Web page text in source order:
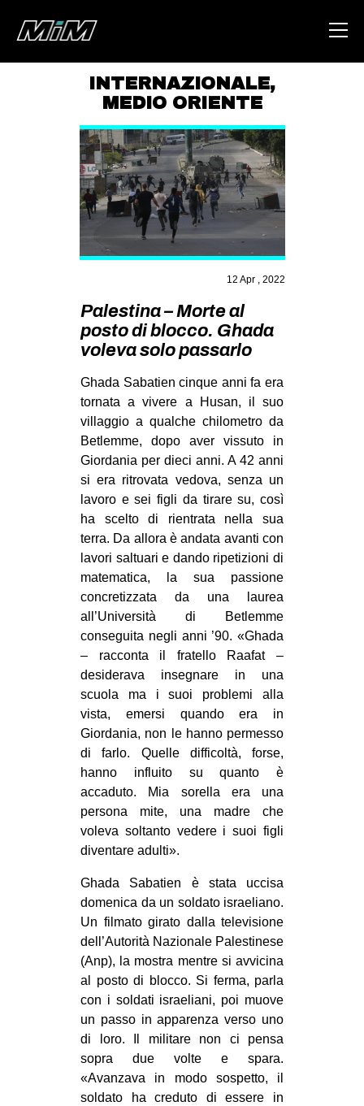
HOME
ABOUT
AREA
DEGENERAZIONE
GAZA FREESTYLE
CSOA LAMBRETTA
STUDENTI TSUNAMI
ZAM
MOBILITAZIONI
SPAZI
SPORT POPOLARE
AMBIENTE
ANTIFASCISMO
DIRITTO ALL’ABITARE
GENERI
MIGRAZIONI
PRECARIATO
REPRESSIONE
STUDENTI
ARTE
CINEMA
MANIFESTI
MUSICA
RECENSIONI
INTERNAZIONALE
AFRICA
ESTREMO ORIENTE
EUROPA
MEDIO ORIENTE
MONDO
INTERNAZIONALE,
MEDIO ORIENTE
12 Apr , 2022
Palestina – Morte al
posto di blocco. Ghada
voleva solo passarlo
Ghada Sabatien cinque anni fa era
tornata a vivere a Husan, il suo
villaggio a qualche chilometro da
Betlemme, dopo aver vissuto in
Giordania per dieci anni. A 42 anni
si era ritrovata vedova, senza un
lavoro e sei figli da tirare su, così
ha scelto di rientrata nella sua
terra. Da allora è andata avanti con
lavori saltuari e dando ripetizioni di
matematica, la sua passione
concretizzata da una laurea
all’Università di Betlemme
conseguita negli anni ’90. «Ghada
– racconta il fratello Raafat –
desiderava insegnare in una
scuola ma i suoi problemi alla
vista, emersi quando era in
Giordania, non le hanno permesso
di farlo. Quelle difficoltà, forse,
hanno influito su quanto è
accaduto. Mia sorella era una
persona mite, una madre che
voleva soltanto vedere i suoi figli
diventare adulti».
Ghada Sabatien è stata uccisa
domenica da un soldato israeliano.
Un filmato girato dalla televisione
dell’Autorità Nazionale Palestinese
(Anp), la mostra mentre si avvicina
al posto di blocco. Si ferma, parla
con i soldati israeliani, poi muove
un passo in apparenza verso uno
di loro. Il militare non ci pensa
sopra due volte e spara.
«Avanzava in modo sospetto, il
soldato ha creduto di essere in